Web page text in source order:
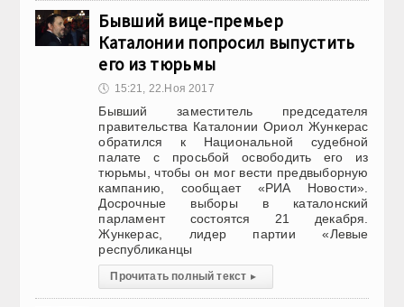
Бывший вице-премьер
Каталонии попросил выпустить
его из тюрьмы
🕔 15:21, 22.Ноя 2017
Бывший заместитель председателя
правительства Каталонии Ориол Жункерас
обратился к Национальной судебной
палате с просьбой освободить его из
тюрьмы, чтобы он мог вести предвыборную
кампанию, сообщает «РИА Новости».
Досрочные выборы в каталонский
парламент состоятся 21 декабря.
Жункерас, лидер партии «Левые
республиканцы
Прочитать полный текст ▸